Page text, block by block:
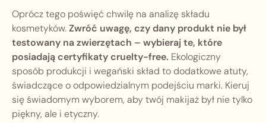
Oprócz tego poświęć chwilę na analizę składu
kosmetyków.Zwróć uwagę, czy dany produkt nie był
testowany na zwierzętach – wybieraj te, które
posiadają certyfikaty cruelty-free. Ekologiczny
sposób produkcji i wegański skład to dodatkowe atuty,
świadczące o odpowiedzialnym podejściu marki. Kieruj
się świadomym wyborem, aby twój makijaż był nie tylko
piękny, ale i etyczny.